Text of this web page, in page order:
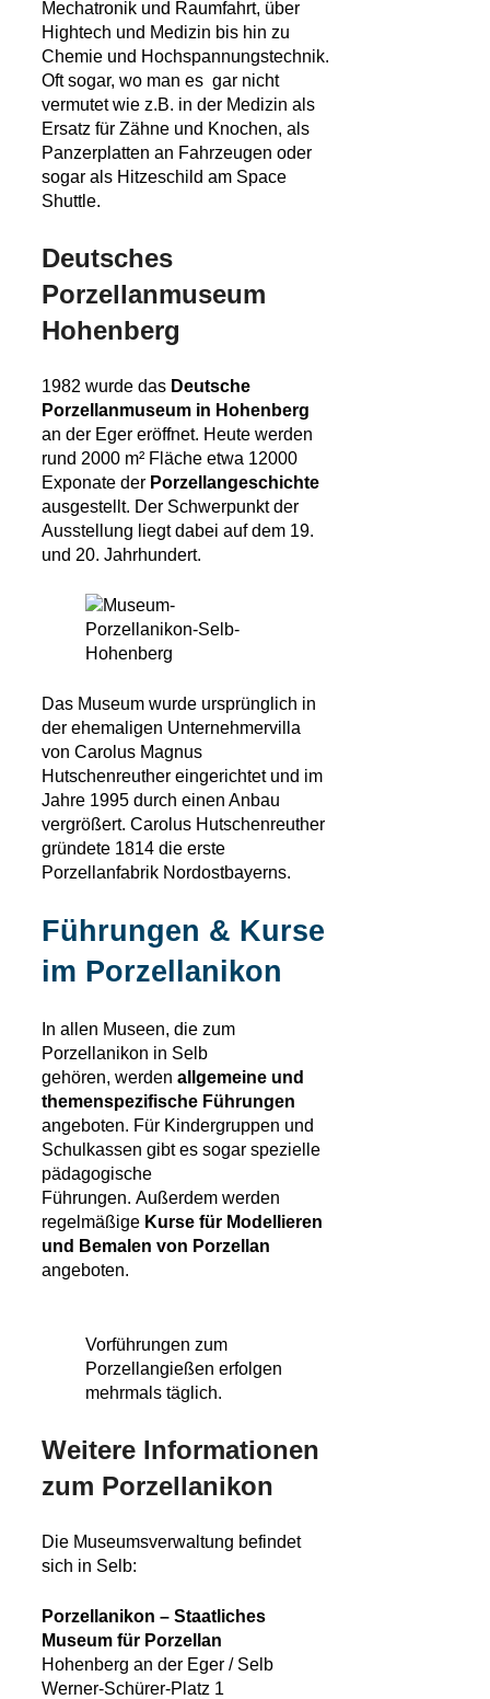
Mechatronik und Raumfahrt, über
Hightech und Medizin bis hin zu
Chemie und Hochspannungstechnik.
Oft sogar, wo man es gar nicht
vermutet wie z.B. in der Medizin als
Ersatz für Zähne und Knochen, als
Panzerplatten an Fahrzeugen oder
sogar als Hitzeschild am Space
Shuttle.
Deutsches
Porzellanmuseum
Hohenberg
1982 wurde das Deutsche
Porzellanmuseum in Hohenberg
an der Eger eröffnet. Heute werden
rund 2000 m² Fläche etwa 12000
Exponate der Porzellangeschichte
ausgestellt. Der Schwerpunkt der
Ausstellung liegt dabei auf dem 19.
und 20. Jahrhundert.
Das Museum wurde ursprünglich in
der ehemaligen Unternehmervilla
von Carolus Magnus
Hutschenreuther eingerichtet und im
Jahre 1995 durch einen Anbau
vergrößert. Carolus Hutschenreuther
gründete 1814 die erste
Porzellanfabrik Nordostbayerns.
Führungen & Kurse
im Porzellanikon
In allen Museen, die zum
Porzellanikon in Selb
gehören, werden allgemeine und
themenspezifische Führungen
angeboten. Für Kindergruppen und
Schulkassen gibt es sogar spezielle
pädagogische
Führungen. Außerdem werden
regelmäßige Kurse für Modellieren
und Bemalen von Porzellan
angeboten.
Vorführungen zum
Porzellangießen erfolgen
mehrmals täglich.
Weitere Informationen
zum Porzellanikon
Die Museumsverwaltung befindet
sich in Selb:
Porzellanikon – Staatliches
Museum für Porzellan
Hohenberg an der Eger / Selb
Werner-Schürer-Platz 1